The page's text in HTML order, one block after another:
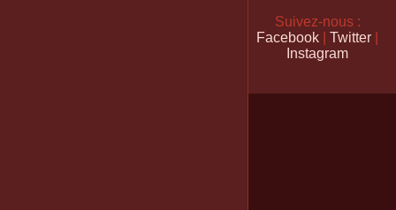
Suivez-nous :
Facebook
Twitter
Instagram